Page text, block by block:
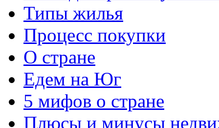
Типы жилья
Процесс покупки
О стране
Едем на Юг
5 мифов о стране
Плюсы и минусы